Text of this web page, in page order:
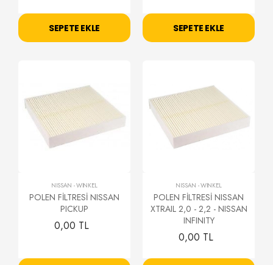
SEPETE EKLE SEPETE EKLE
NISSAN -WİNKEL
POLEN FİLTRESİ NISSAN
PICKUP
0,00 TL
NISSAN -WİNKEL
POLEN FİLTRESİ NISSAN
XTRAIL 2,0 - 2,2 - NISSAN
INFINITY
0,00 TL